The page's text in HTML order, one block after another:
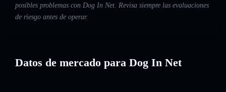
posibles problemas con Dog In Net. Revisa siempre las evaluaciones
de riesgo antes de operar.
Datos de mercado para Dog In Net